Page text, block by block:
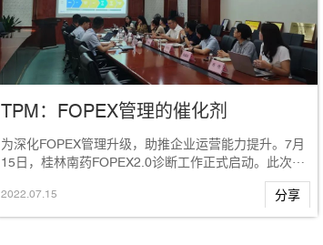
TPM：FOPEX管理的催化剂
为深化FOPEX管理升级，助推企业运营能力提升。7月
15日，桂林南药FOPEX2.0诊断工作正式启动。此次诊
2022.07.15 分享